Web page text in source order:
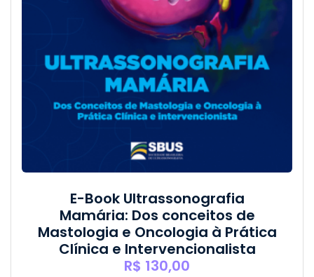
E-Book Ultrassonografia
Mamária: Dos conceitos de
Mastologia e Oncologia à Prática
Clínica e Intervencionalista
R$ 130,00